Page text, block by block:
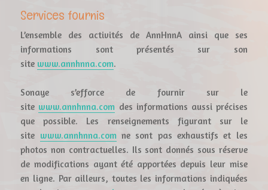
Services fournis
L’ensemble des activités de AnnHnnA ainsi que ses
informations sont présentés sur son
site www.annhnna.com.
Sonaye s’efforce de fournir sur le
site www.annhnna.com des informations aussi précises
que possible. Les renseignements figurant sur le
site www.annhnna.comne sont pas exhaustifs et les
photos non contractuelles. Ils sont donnés sous réserve
de modifications ayant été apportées depuis leur mise
en ligne. Par ailleurs, toutes les informations indiquées